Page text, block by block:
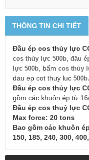
THÔNG TIN CHI TIẾT
Đầu ép cos thủy lực
cos thủy lực 500b đầu
lực 500b , bấm cos thủy
dau ep cot thuy luc 500b.
Đầu ép cos thủy lực
gồm các khuôn ép từ
Đầu ép cos thuỷ lực
Max force: 20 tons
Bao gồm các khuôn
150, 185, 240, 300,